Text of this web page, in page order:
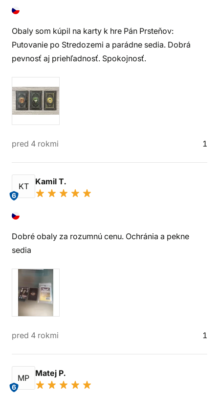
Obaly som kúpil na karty k hre Pán Prsteňov:
Putovanie po Stredozemi a parádne sedia. Dobrá
pevnosť aj priehľadnosť. Spokojnosť.
pred 4 rokmi 1
KT
6
Kamil T.
Dobré obaly za rozumnú cenu. Ochránia a pekne
sedia
pred 4 rokmi 1
MP
6
Matej P.